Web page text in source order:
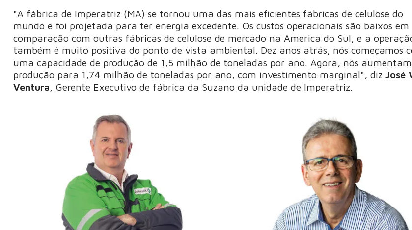
"A fábrica de Imperatriz (MA) se tornou uma das mais eficientes fábricas de celulose do
mundo e foi projetada para ter energia excedente. Os custos operacionais são baixos em
comparação com outras fábricas de celulose de mercado na América do Sul, e a
também é muito positiva do ponto de vista ambiental. Dez anos atrás, nós começamos
uma capacidade de produção de 1,5 milhão de toneladas por ano. Agora, nós
produção para 1,74 milhão de toneladas por ano, com investimento marginal", dizJosé
Ventura, Gerente Executivo de fábrica da Suzano da unidade de Imperatriz.